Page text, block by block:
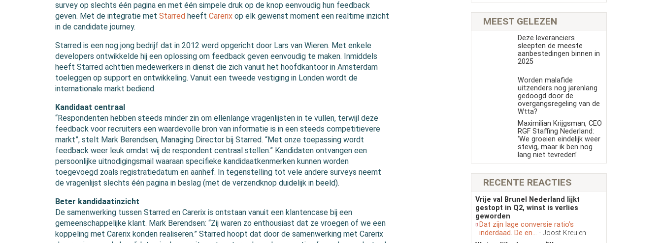
survey op slechts één pagina en met één simpele druk op de knop eenvoudig hun feedback
geven. Met de integratie met Starred heeft Carerix op elk gewenst moment een realtime inzicht
in de candidate journey.
Starred is een nog jong bedrijf dat in 2012 werd opgericht door Lars van Wieren. Met enkele
developers ontwikkelde hij een oplossing om feedback geven eenvoudig te maken. Inmiddels
heeft Starred achttien medewerkers in dienst die zich vanuit het hoofdkantoor in Amsterdam
toeleggen op support en ontwikkeling. Vanuit een tweede vestiging in Londen wordt de
internationale markt bediend.
Kandidaat centraal
“Respondenten hebben steeds minder zin om ellenlange vragenlijsten in te vullen, terwijl deze
feedback voor recruiters een waardevolle bron van informatie is in een steeds competitievere
markt”, stelt Mark Berendsen, Managing Director bij Starred. “Met onze toepassing wordt
feedback weer leuk omdat wij de respondent centraal stellen.” Kandidaten ontvangen een
persoonlijke uitnodigingsmail waaraan specifieke kandidaatkenmerken kunnen worden
toegevoegd zoals registratiedatum en aanhef. In tegenstelling tot vele andere surveys neemt
de vragenlijst slechts één pagina in beslag (met de verzendknop duidelijk in beeld).
Beter kandidaatinzicht
De samenwerking tussen Starred en Carerix is ontstaan vanuit een klantencase bij een
gemeenschappelijke klant. Mark Berendsen: “Zij waren zo enthousiast dat ze vroegen of we een
koppeling met Carerix konden realiseren.” Starred hoopt dat door de samenwerking met Carerix
MEEST GELEZEN
Deze leveranciers
sleepten de meeste
aanbestedingen binnen in
2025
Worden malafide
uitzenders nog jarenlang
gedoogd door de
overgangsregeling van de
Wtta?
Maximilian Krijgsman, CEO
RGF Staffing Nederland:
‘We groeien eindelijk weer
stevig, maar ik ben nog
lang niet tevreden’
RECENTE REACTIES
Vrije val Brunel Nederland lijkt
gestopt in Q2, winst is verlies
geworden
Dat zijn lage conversie ratio’s
inderdaad. De en... - Joost Kreulen